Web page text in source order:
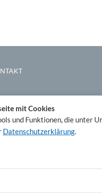
mit Cookies
und Funktionen, die unter
Datenschutzerklärung.